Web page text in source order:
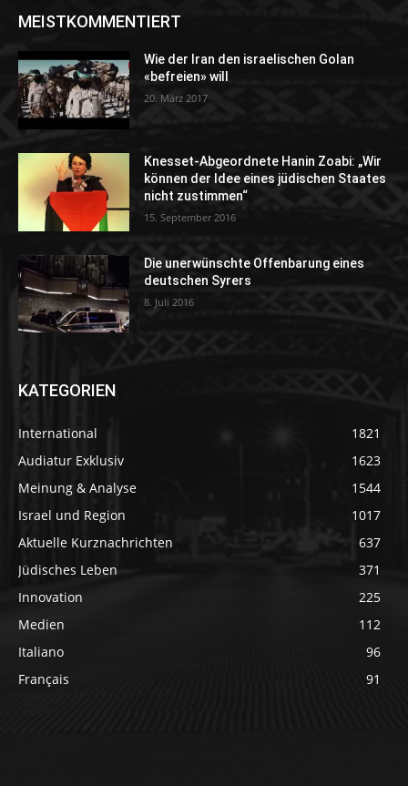
MEISTKOMMENTIERT
Wie der Iran den israelischen Golan
«befreien» will
20. März 2017
Knesset-Abgeordnete Hanin Zoabi: „Wir
können der Idee eines jüdischen Staates
nicht zustimmen“
15. September 2016
Die unerwünschte Offenbarung eines
deutschen Syrers
8. Juli 2016
KATEGORIEN
International
1821
Audiatur Exklusiv
1623
Meinung & Analyse
1544
Israel und Region
1017
Aktuelle Kurznachrichten
637
Jüdisches Leben
371
Innovation
225
Medien
112
Italiano
96
Français
91